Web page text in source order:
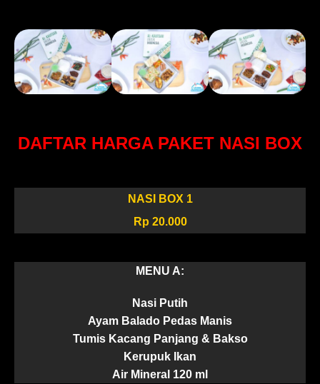
DAFTAR HARGA PAKET NASI BOX
NASI BOX 1
Rp 20.000
MENU A:
Nasi Putih
Ayam Balado Pedas Manis
Tumis Kacang Panjang & Bakso
Kerupuk Ikan
Air Mineral 120 ml